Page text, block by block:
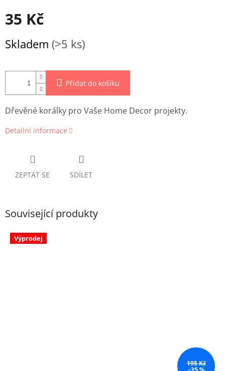
35 Kč
cena:
Skladem (>5 ks)
Přidat do košíku
Dřevěné korálky pro Vaše Home Decor projekty.
Detailní informace
ZEPTAT SE SDÍLET
Související produkty
Výprodej
195 Kč